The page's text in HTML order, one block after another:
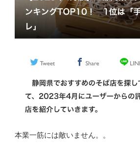
本業一筋には敵いません。。